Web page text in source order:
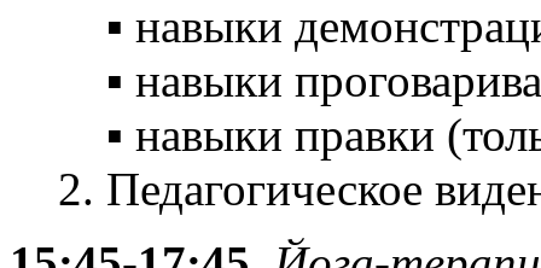
▪ навыки
▪ навыки
▪ навыки правки
2. Педагогическое